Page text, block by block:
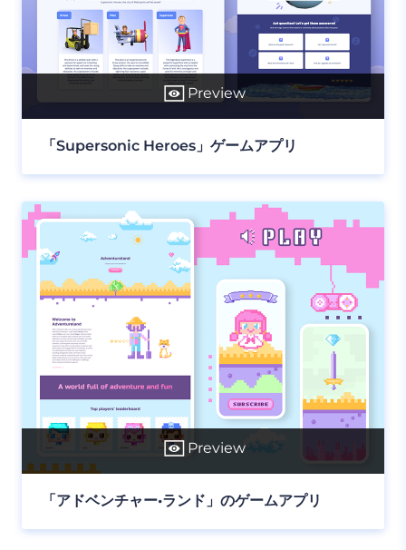
Preview
「Supersonic Heroes」ゲームアプリ
Preview
「アドベンチャー•ランド」のゲームアプリ